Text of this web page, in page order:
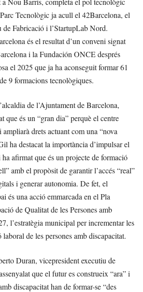
Tecnològic ja acull el 42Barcelona, el
de Fabricació i l’StartupLab Nord.
és el resultat d’un conveni signat
i la Fundación ONCE després
el 2025 que ja ha aconseguit formar 61
9 formacions tecnològiques.
de l’Ajuntament de Barcelona,
que és un “gran dia” perquè el centre
drets actuant com una “nova
ha destacat la importància d’impulsar el
afirmat que és un projecte de formació
amb el propòsit de garantir l’accés “real”
i generar autonomia. De fet, el
és una acció emmarcada en el Pla
de Qualitat de les Persones amb
l’estratègia municipal per incrementar les
de les persones amb discapacitat.
Duran, vicepresident executiu de
que el futur es construeix “ara” i
discapacitat han de formar-se “des